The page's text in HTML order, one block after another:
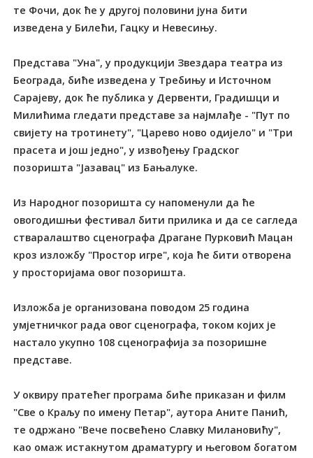
те Фочи, док ће у другој половини јуна бити
изведена у Билећи, Гацку и Невесињу.
Представа "Уна", у продукцији Звездара театра из
Београда, биће изведена у Требињу и Источном
Сарајеву, док ће публика у Дервенти, Градишци и
Милићима гледати представе за најмлађе - "Пут по
свијету на тротинету", "Царево ново одијело" и "Три
прасета и још једно", у извођењу Градског
позоришта "Јазавац" из Бањалуке.
Из Народног позоришта су напоменули да ће
овогодишњи фестивал бити прилика и да се сагледа
стваралаштво сценографа Драгане Пурковић Мацан
кроз изложбу "Простор игре", која ће бити отворена
у просторијама овог позоришта.
Изложба је организована поводом 25 година
умјетничког рада овог сценографа, током којих је
настало укупно 108 сценографија за позоришне
представе.
У оквиру пратећег програма биће приказан и филм
"Све о Краљу по имену Петар", аутора Аните Панић,
те одржано "Вече посвећено Славку Милановићу",
као омаж истакнутом драматургу и његовом богатом